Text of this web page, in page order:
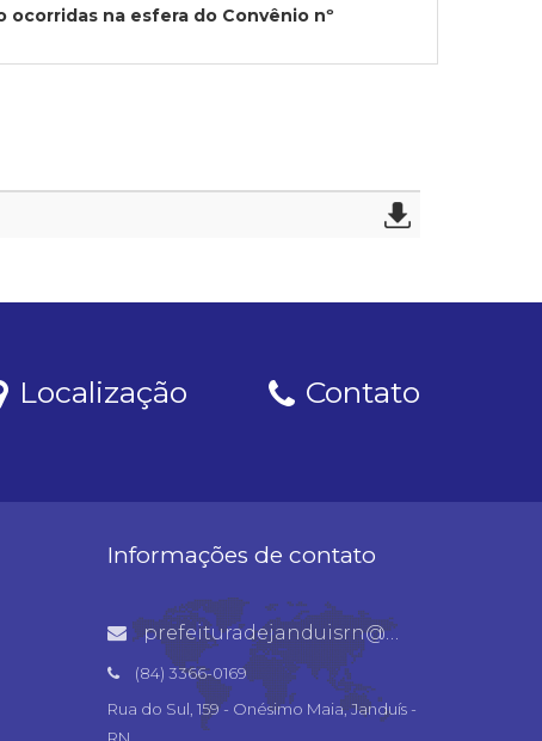
na esfera do Convênio nº
Localização Contato
Informações de contato
prefeituradejanduisrn@gmail.com
(84) 3366-0169
Rua do Sul, 159 - Onésimo Maia, Janduís -